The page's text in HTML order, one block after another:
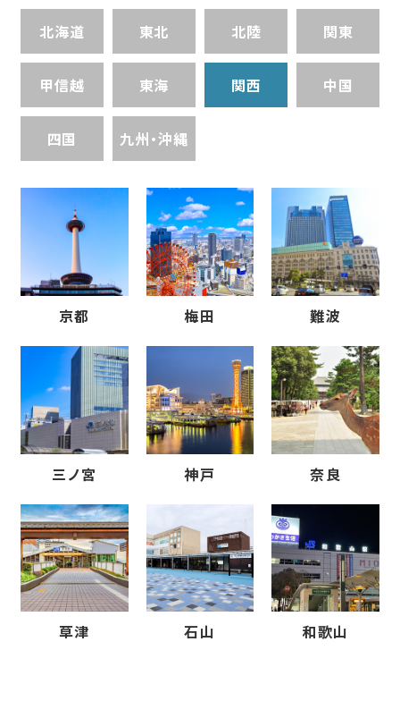
北海道 東北 北陸 関東
甲信越 東海 関西 中国
四国 九州・沖縄
京都 梅田 難波
三ノ宮 神戸 奈良
草津 石山 和歌山